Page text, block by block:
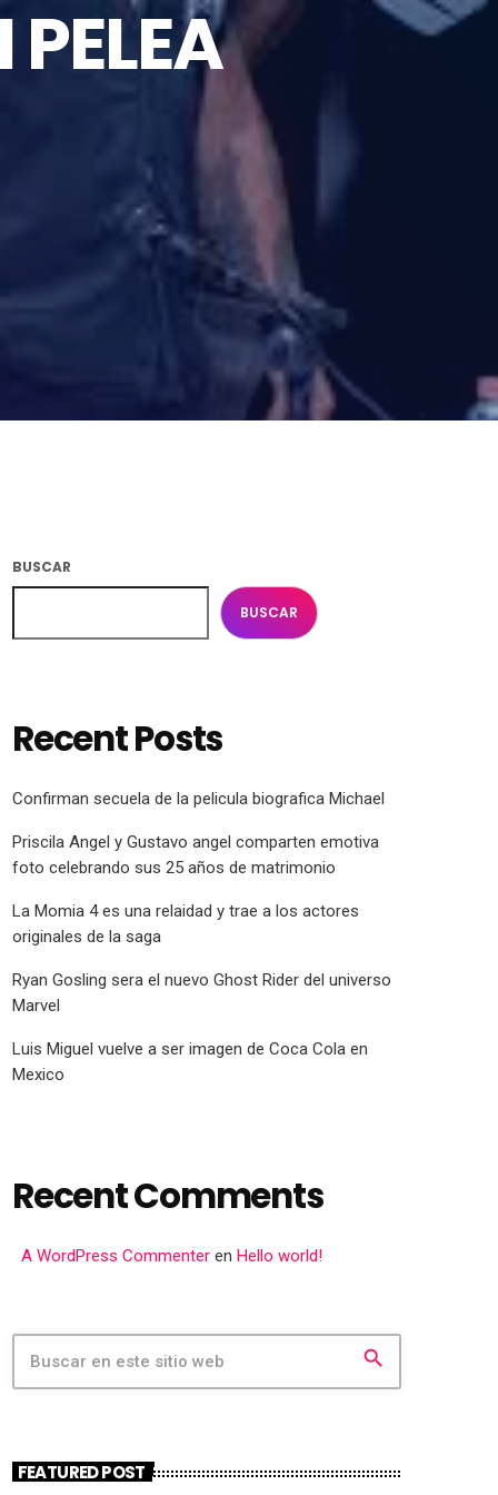
BUSCAR
BUSCAR
Recent Posts
Confirman secuela de la pelicula biografica Michael
Priscila Angel y Gustavo angel comparten emotiva
foto celebrando sus 25 años de matrimonio
La Momia 4 es una relaidad y trae a los actores
originales de la saga
Ryan Gosling sera el nuevo Ghost Rider del universo
Marvel
Luis Miguel vuelve a ser imagen de Coca Cola en
Mexico
Recent Comments
A WordPress Commenter en Hello world!
search
FEATURED POST